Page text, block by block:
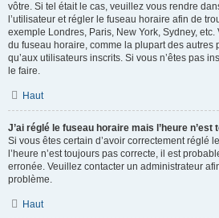
vôtre. Si tel était le cas, veuillez vous rendre
l’utilisateur et régler le fuseau horaire afin de
exemple Londres, Paris, New York, Sydney,
du fuseau horaire, comme la plupart des autres
qu’aux utilisateurs inscrits. Si vous n’êtes pas
le faire.
Haut
J’ai réglé le fuseau horaire mais l’heure
Si vous êtes certain d’avoir correctement réglé
l’heure n’est toujours pas correcte, il est
erronée. Veuillez contacter un administrateur
problème.
Haut